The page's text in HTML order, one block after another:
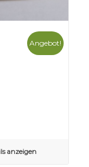
Angebot!
anzeigen